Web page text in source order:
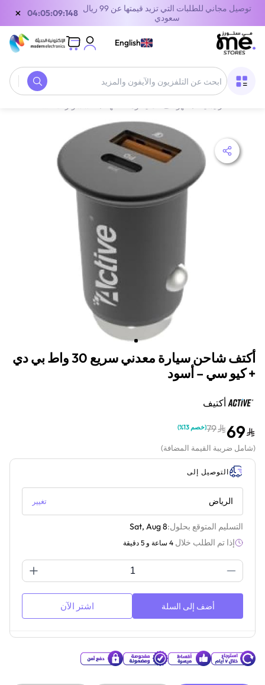
توصيل مجاني للطلبات التي تزيد قيمتها عن 99 ريال
سعودي
04:05:09:148
×
English
أكتف شاحن سيارة معدني سريع 30 واط بي دي
+ كيو سي – أسود
أكتيف
69
79
(خصم 13% )
(شامل ضريبة القيمة المضافة)
التوصيل إلى
الرياض تغيير
التسليم المتوقع بحلول:Sat, Aug 8
إذا تم الطلب خلال 4 ساعة و 5 دقيقة
أضف إلى السلة اشتر الآن